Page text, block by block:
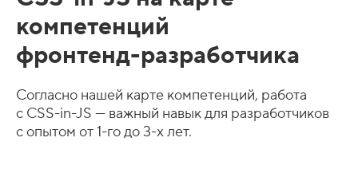
компетенций
фронтенд-разработчика
Согласно нашей карте компетенций, работа
с CSS-in-JS — важный навык для разработчиков
с опытом от 1-го до 3-х лет.